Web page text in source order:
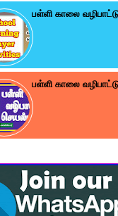
பள்ளி காலை
பள்ளி காலை